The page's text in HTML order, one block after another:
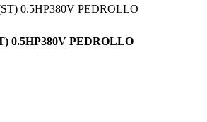
0.5HP380V PEDROLLO